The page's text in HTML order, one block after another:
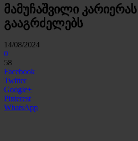
მამუჩაშვილი
გააგრძელებს
14/08/2024
0
58
Facebook
Twitter
Google+
Pinterest
WhatsApp